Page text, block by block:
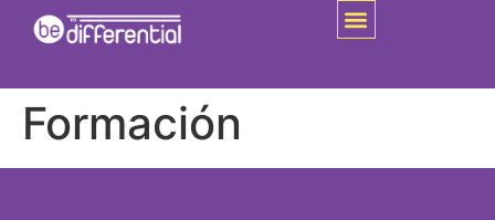
Formación